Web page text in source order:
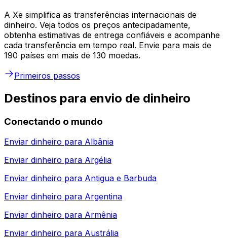
A Xe simplifica as transferências internacionais de
dinheiro. Veja todos os preços antecipadamente,
obtenha estimativas de entrega confiáveis e acompanhe
cada transferência em tempo real. Envie para mais de
190 países em mais de 130 moedas.
Primeiros passos
Destinos para envio de dinheiro
Conectando o mundo
Enviar dinheiro para Albânia
Enviar dinheiro para Argélia
Enviar dinheiro para Antigua e Barbuda
Enviar dinheiro para Argentina
Enviar dinheiro para Armênia
Enviar dinheiro para Austrália